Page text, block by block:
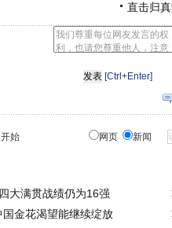
直击归
[Ctrl+Enter]
始 网页 新闻
大满贯战绩仍为16强
金花渴望能继续绽放